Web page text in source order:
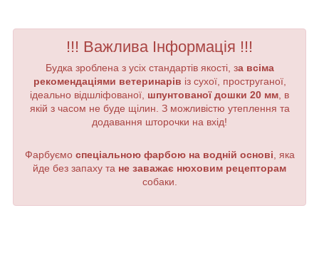
!!! Важлива Інформація !!!
Будка зроблена з усіх стандартів якості, за всіма
рекомендаціями ветеринарів із сухої, проструганої,
ідеально відшліфованої, шпунтованої дошки 20 мм, в
якій з часом не буде щілин. З можливістю утеплення та
додавання шторочки на вхід!
Фарбуємо спеціальною фарбою на водній основі, яка
йде без запаху та не заважає нюховим рецепторам
собаки.